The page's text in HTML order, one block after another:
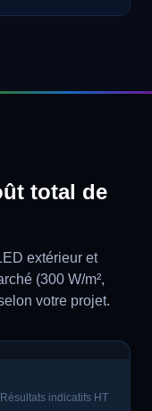
total de
extérieur et
(300 W/m²,
votre projet.
Résultats indicatifs HT